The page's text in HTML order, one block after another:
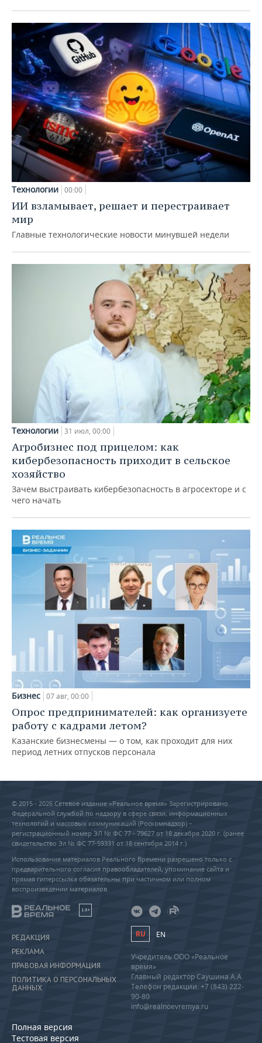
Технологии 00:00
ИИ взламывает, решает и перестраивает
мир
Главные технологические новости минувшей недели
Технологии 31 июл, 00:00
Агробизнес под прицелом: как
кибербезопасность приходит в сельское
хозяйство
Зачем выстраивать кибербезопасность в агросекторе и с
чего начать
Бизнес 07 авг, 00:00
Опрос предпринимателей: как организуете
работу с кадрами летом?
Казанские бизнесмены — о том, как проходит для них
период летних отпусков персонала
© 2015 - 2026 Сетевое издание «Реальное время» Зарегистрировано
Федеральной службой по надзору в сфере связи, информационных
технологий и массовых коммуникаций (Роскомнадзор) –
регистрационный номер ЭЛ № ФС 77 - 79627 от 18 декабря 2020 г. (ранее
свидетельство Эл № ФС 77-59331 от 18 сентября 2014 г.)
Использование материалов Реального Времени разрешено только с
предварительного согласия правообладателей, упоминание сайта и
прямая гиперссылка обязательны при частичном или полном
воспроизведении материалов.
18+
РЕДАКЦИЯ
РЕКЛАМА
ПРАВОВАЯ ИНФОРМАЦИЯ
ПОЛИТИКА О ПЕРСОНАЛЬНЫХ
ДАННЫХ
Полная версия
Тестовая версия
RU EN
Учредитель ООО «Реальное
время»
Главный редактор Саушина А.А.
Телефон редакции: +7 (843) 222-
90-80
info@realnoevremya.ru